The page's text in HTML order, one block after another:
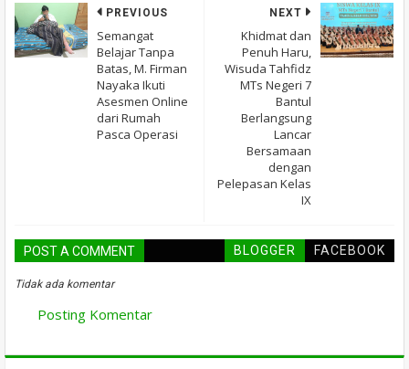
NEXT
Khidmat dan
Penuh Haru,
Wisuda Tahfidz
MTs Negeri 7
Bantul
Berlangsung
Lancar
Bersamaan
dengan
Pelepasan Kelas
IX
PREVIOUS
Semangat
Belajar Tanpa
Batas, M. Firman
Nayaka Ikuti
Asesmen Online
dari Rumah
Pasca Operasi
POST A COMMENT BLOGGER FACEBOOK
Tidak ada komentar
Posting Komentar